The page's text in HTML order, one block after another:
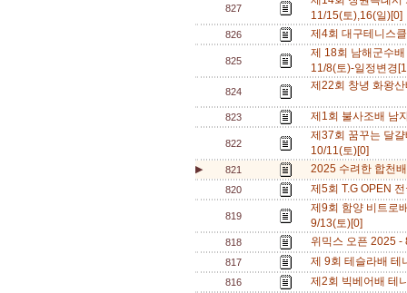
827
11/15(토),16(일)[0]
826 제4회 대구테니스
825
제 18회 남해군수
11/8(토)-일정변경
824 제22회 창녕 화왕
823 제1회 불사조배 남
822
제37회 꿈꾸는 달
10/11(토)[0]
▶ 821 2025 수려한 합천
820 제5회 T.G OPEN
819
제9회 함양 비트로
9/13(토)[0]
818 위믹스 오픈 2025
817 제 9회 테슬라배
816 제2회 빅베어배 테